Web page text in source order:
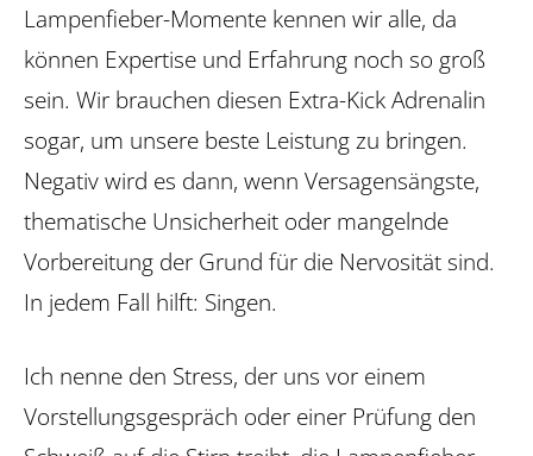
Lampenfieber-Momente kennen wir alle, da
können Expertise und Erfahrung noch so groß
sein. Wir brauchen diesen Extra-Kick Adrenalin
sogar, um unsere beste Leistung zu bringen.
Negativ wird es dann, wenn Versagens­ängste,
thematische Unsicherheit oder mangelnde
Vorbereitung der Grund für die Nervosität sind.
In jedem Fall hilft: Singen.
Ich nenne den Stress, der uns vor einem
Vorstellungsgespräch oder einer Prüfung den